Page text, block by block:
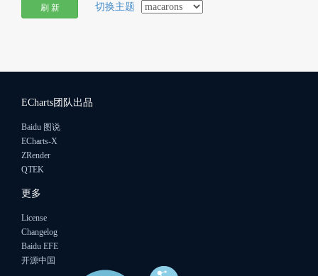
刷 新 切换主题
ECharts团队出品
Baidu 图说
ECharts-X
ZRender
QTEK
更多
License
Changelog
Baidu EFE
开源中国